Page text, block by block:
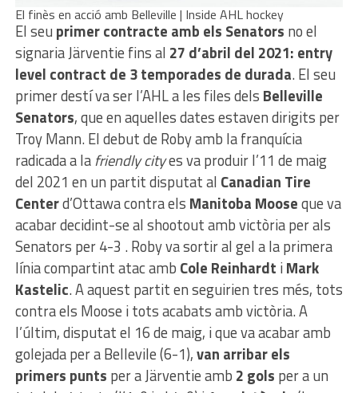
El finès en acció amb Belleville | Inside AHL hockey
El seu primer contracte amb els Senators no el
signaria Järventie fins al 27 d’abril del 2021: entry
level contract de 3 temporades de durada. El seu
primer destí va ser l’AHL a les files dels Belleville
Senators, que en aquelles dates estaven dirigits per
Troy Mann. El debut de Roby amb la franquícia
radicada a lafriendly cityes va produir l’11 de maig
del 2021 en un partit disputat al Canadian Tire
Centerd’Ottawa contra els Manitoba Mooseque va
acabar decidint-se al shootout amb victòria per als
Senators per 4-3 . Roby va sortir al gel a la primera
línia compartint atac amb Cole Reinhardt iMark
Kastelic. A aquest partit en seguirien tres més, tots
contra els Moose i tots acabats amb victòria. A
l’últim, disputat el 16 de maig, i que va acabar amb
golejada per a Bellevile (6-1),van arribar els
primers punts per a Järventie amb 2 gols per a un